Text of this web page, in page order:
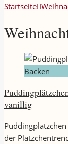
Startseite
Backen
vanillig
der